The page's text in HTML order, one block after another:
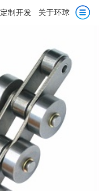
定制开发 关于环球